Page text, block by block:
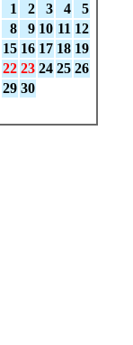
1
2 3 4
5
8 9 10 11 12
15 16 17 18 19
22 23 24 25 26
29 30